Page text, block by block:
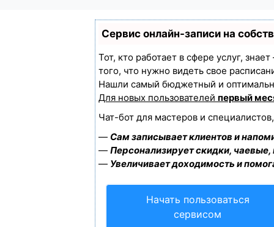
Сервис онлайн-записи на
Тот, кто работает в сфере услуг,
того, что нужно видеть свое
Нашли самый бюджетный и
Для новых пользователей первый
Чат-бот для мастеров и
— Сам записывает клиентов и
— Персонализирует скидки,
— Увеличивает доходимость и
Начать пользоваться
сервисом